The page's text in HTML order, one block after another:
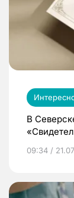
В
09:34 /